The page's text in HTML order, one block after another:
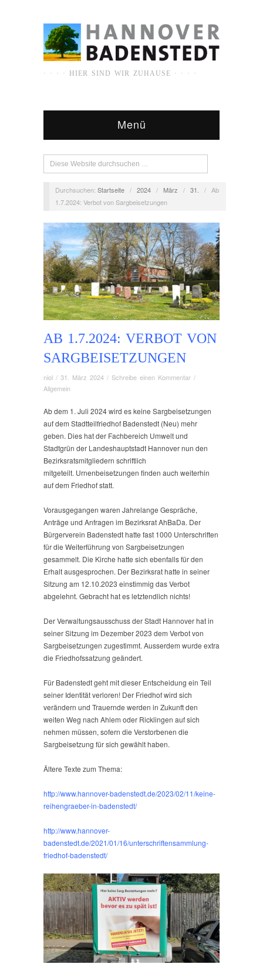
· · · · HIER SIND WIR ZUHAUSE · · · ·
Menü
Durchsuchen: Startseite / 2024 / März / 31. /
Ab
1.7.2024: Verbot von Sargbeisetzungen
AB 1.7.2024: VERBOT VON
SARGBEISETZUNGEN
niol / 31. März 2024 / Schreibe einen Kommentar /
Allgemein
Ab dem 1. Juli 2024 wird es keine Sargbeisetzungen
auf dem Stadtteilfriedhof Badenstedt (Neu) mehr
geben. Dies hat der Fachbereich Umwelt und
Stadtgrün der Landeshauptstadt Hannover nun den
Bezirksratsmitgliedern schriftlich
mitgeteilt. Urnenbeisetzungen finden auch weiterhin
auf dem Friedhof statt.
Vorausgegangen waren Jahrelange Gespräche,
Anträge und Anfragen im Bezirksrat AhBaDa. Der
Bürgerverein Badenstedt hatte fast 1000 Unterschriften
für die Weiterführung von Sargbeisetzungen
gesammelt. Die Kirche hatte sich ebenfalls für den
Erhalt ausgesprochen. Der Bezirksrat hatte in seiner
Sitzung am 12.10.2023 einstimmig das Verbot
abgelehnt. Gebracht hat es letztendlich nichts!
Der Verwaltungsausschuss der Stadt Hannover hat in
seiner Sitzung im Dezember 2023 dem Verbot von
Sargbeisetzungen zugestimmt. Ausserdem wurde extra
die Friedhofssatzung geändert.
Für Badenstedt geht mit dieser Entscheidung ein Teil
seiner Identität verloren! Der Friedhof wird sich
verändern und Trauernde werden in Zukunft den
weiten Weg nach Ahlem oder Ricklingen auf sich
nehmen müssen, sofern die Verstorbenen die
Sargbeisetzung für sich gewählt haben.
Ältere Texte zum Thema:
http://www.hannover-badenstedt.de/2023/02/11/keine-
reihengraeber-in-badenstedt/
http://www.hannover-
badenstedt.de/2021/01/16/unterschriftensammlung-
friedhof-badenstedt/